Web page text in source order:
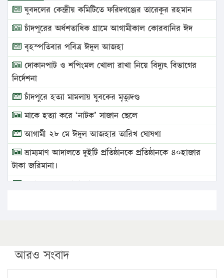
যুবদলের কেন্দ্রীয় কমিটিতে ফরিদগঞ্জের তারেকুর রহমান
চাঁদপুরের অর্ধশতাধিক গ্রামে আগামীকাল কোরবানির ঈদ
বৃহস্পতিবার পবিত্র ঈদুল আজহা
দোকানপাট ও শপিংমল খোলা রাখা নিয়ে বিদ্যুৎ বিভাগের
নির্দেশনা
চাঁদপুরে হত্যা মামলায় যুবকের মৃত্যুদণ্ড
মাকে হত্যা করে ‘নাটক’ সাজান ছেলে
আগামী ২৮ মে ঈদুল আজহার তারিখ ঘোষণা
ভ্রাম্যমাণ আদালতে দুইটি প্রতিষ্ঠানকে প্রতিষ্ঠানকে ৪০হাজার
টাকা জরিমানা।
এবার লঞ্চের ভাড়া বাড়ল
পিএইচডি করছেন কুয়েটের কৃতি…
সারা দেশে বজ্রাঘাতে ১৪ জনের প্রাণহানি
আরও সংবাদ